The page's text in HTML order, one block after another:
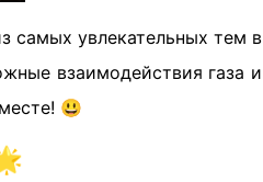
самых увлекательных тем в
взаимодействия газа и
😃